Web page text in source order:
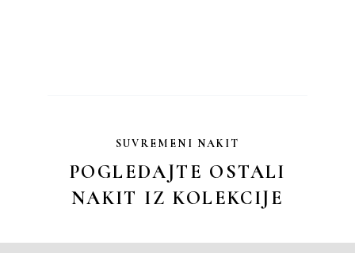
SUVREMENI NAKIT
POGLEDAJTE OSTALI
NAKIT IZ KOLEKCIJE